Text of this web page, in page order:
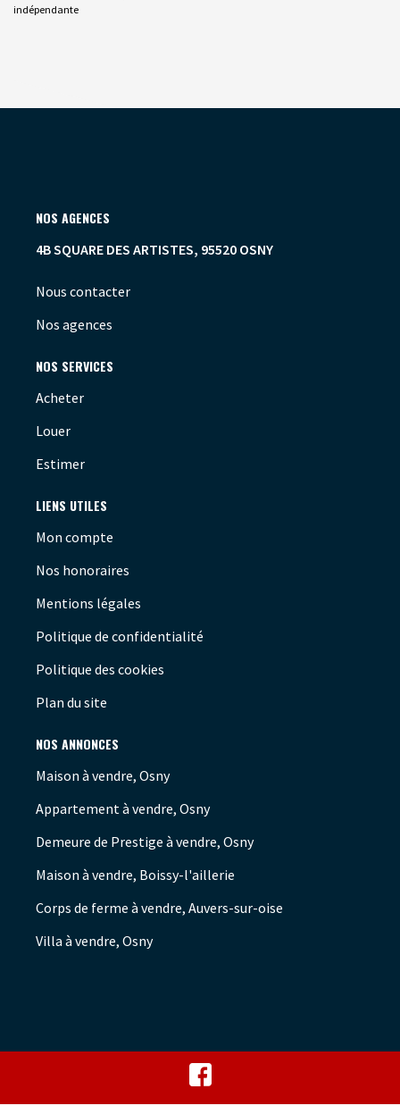
indépendante
NOS AGENCES
4B SQUARE DES ARTISTES, 95520 OSNY
Nous contacter
Nos agences
NOS SERVICES
Acheter
Louer
Estimer
LIENS UTILES
Mon compte
Nos honoraires
Mentions légales
Politique de confidentialité
Politique des cookies
Plan du site
NOS ANNONCES
Maison à vendre, Osny
Appartement à vendre, Osny
Demeure de Prestige à vendre, Osny
Maison à vendre, Boissy-l'aillerie
Corps de ferme à vendre, Auvers-sur-oise
Villa à vendre, Osny